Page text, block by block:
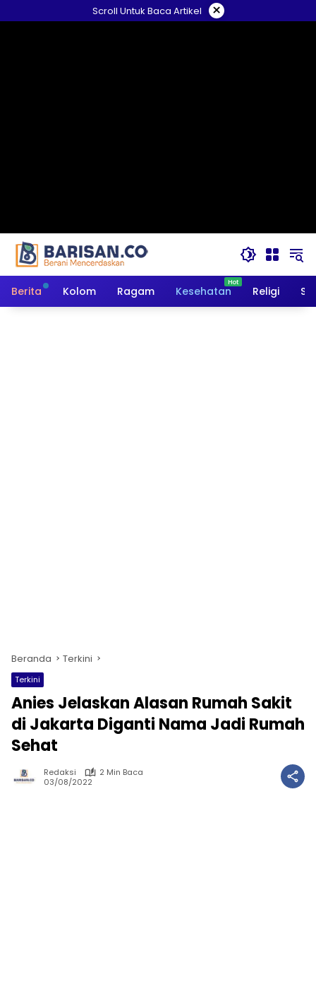
ke
Scroll Untuk Baca Artikel ×
Berita Kolom Ragam Kesehatan Religi
Beranda Terkini
Terkini
Anies Jelaskan Alasan Rumah Sakit
di Jakarta Diganti Nama Jadi Rumah
Sehat
Redaksi
2 Min Baca
03/08/2022